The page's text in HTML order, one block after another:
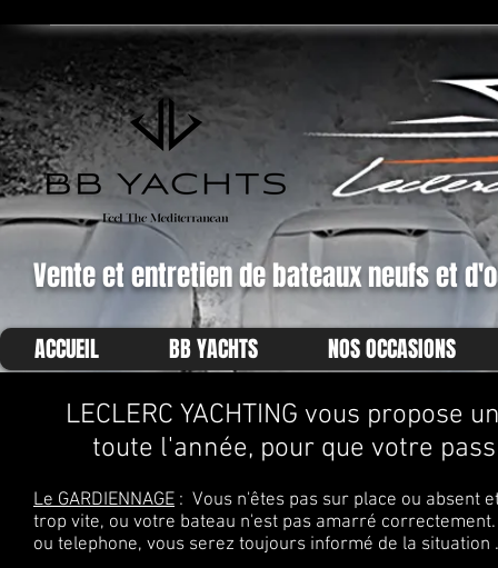
Vente et entretien de bateaux neufs et
ACCUEIL BB YACHTS
NOS OCCASIONS
LECLERC YACHTING vous
toute l'année, pour que votre
Le GARDIENNAGE : Vous n'êtes pas sur place ou absent
trop vite, ou votre bateau n'est pas amarré
ou telephone, vous serez toujours informé de la situation .